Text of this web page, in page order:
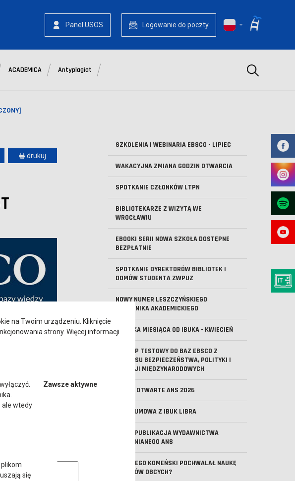
Panel USOS Logowanie do poczty
ACADEMICA Antyplagiat Szukaj
SZKOLENIA I WEBINARIA EBSCO - LIPIEC
WAKACYJNA ZMIANA GODZIN OTWARCIA
SPOTKANIE CZŁONKÓW LTPN
BIBLIOTEKARZE Z WIZYTĄ WE
WROCŁAWIU
EBOOKI SERII NOWA SZKOŁA DOSTĘPNE
BEZPŁATNIE
SPOTKANIE DYREKTORÓW BIBLIOTEK I
DOMÓW STUDENTA ZWPUZ
NOWY NUMER LESZCZYŃSKIEGO
NOTATNIKA AKADEMICKIEGO
KSIĄŻKA MIESIĄCA OD IBUKA - KWIECIEŃ
DOSTĘP TESTOWY DO BAZ EBSCO Z
ZAKRESU BEZPIECZEŃSTWA, POLITYKI I
RELACJI MIĘDZYNARODOWYCH
DRZWI OTWARTE ANS 2026
NOWA UMOWA Z IBUK LIBRA
NOWA PUBLIKACJA WYDAWNICTWA
UCZELNIANEGO ANS
DLACZEGO KOMEŃSKI POCHWALAŁ NAUKĘ
JĘZYKÓW OBCYCH?
🖶 drukuj
kwietnia |
7 maja |
na Twoim urządzeniu. Kliknięcie
strony. Więcej informacji
ale wtedy
Zawsze aktywne
się
Analityczne pliki cookie